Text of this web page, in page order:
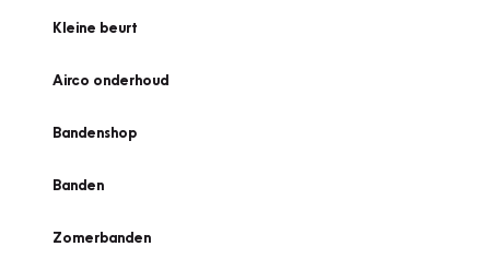
Kleine beurt
Airco onderhoud
Bandenshop
Banden
Zomerbanden